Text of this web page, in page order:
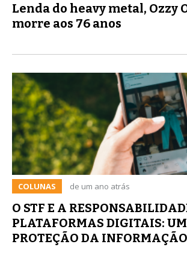
Lenda do heavy metal, Ozzy
morre aos 76 anos
COLUNAS de um ano atrás
O STF E A
PLATAFORMAS DIGITAIS:
PROTEÇÃO DA INFORMAÇÃO